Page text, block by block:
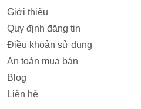
Giới thiệu
Quy định đăng tin
Điều khoản sử dụng
An toàn mua bán
Blog
Liên hệ